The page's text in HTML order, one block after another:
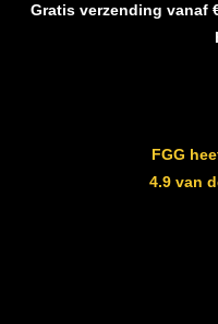
Gratis verzending vanaf
FGG
4.9 van